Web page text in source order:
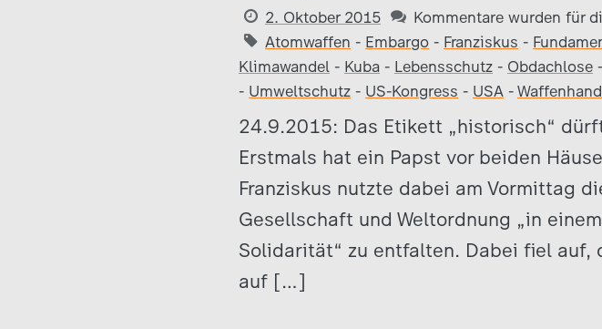
2. Oktober 2015 Kommentare wurden für
Atomwaffen - Embargo - Franziskus -
Klimawandel - Kuba - Lebensschutz - Obdachlose -
- Umweltschutz - US-Kongress - USA -
24.9.2015: Das Etikett „historisch“
Erstmals hat ein Papst vor beiden
Franziskus nutzte dabei am Vormittag
Gesellschaft und Weltordnung „in
Solidarität“ zu entfalten. Dabei fiel auf,
auf […]